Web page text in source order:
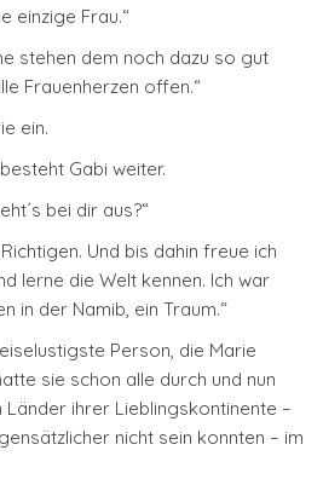
einzige Frau.“
stehen dem noch dazu so gut
Frauenherzen offen.“
ein.
Gabi weiter.
bei dir aus?“
Und bis dahin freue ich
lerne die Welt kennen. Ich war
in der Namib, ein Traum.“
Person, die Marie
sie schon alle durch und nun
Länder ihrer Lieblingskontinente –
nicht sein konnten – im